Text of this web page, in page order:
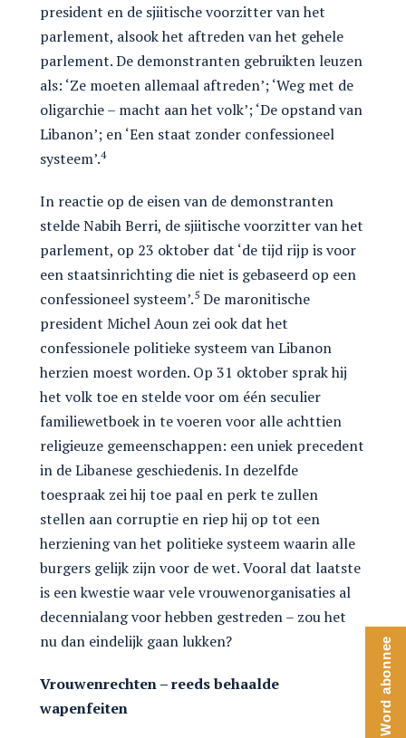
president en de sjiitische voorzitter van het
parlement, alsook het aftreden van het gehele
parlement. De demonstranten gebruikten leuzen
als: ‘Ze moeten allemaal aftreden’; ‘Weg met de
oligarchie – macht aan het volk’; ‘De opstand van
Libanon’; en ‘Een staat zonder confessioneel
systeem’.4
In reactie op de eisen van de demonstranten
stelde Nabih Berri, de sjiitische voorzitter van het
parlement, op 23 oktober dat ‘de tijd rijp is voor
een staatsinrichting die niet is gebaseerd op een
confessioneel systeem’.5 De maronitische
president Michel Aoun zei ook dat het
confessionele politieke systeem van Libanon
herzien moest worden. Op 31 oktober sprak hij
het volk toe en stelde voor om één seculier
familiewetboek in te voeren voor alle achttien
religieuze gemeenschappen: een uniek precedent
in de Libanese geschiedenis. In dezelfde
toespraak zei hij toe paal en perk te zullen
stellen aan corruptie en riep hij op tot een
herziening van het politieke systeem waarin alle
burgers gelijk zijn voor de wet. Vooral dat laatste
is een kwestie waar vele vrouwenorganisaties al
decennialang voor hebben gestreden – zou het
nu dan eindelijk gaan lukken?
Vrouwenrechten – reeds behaalde
wapenfeiten
Word abonnee